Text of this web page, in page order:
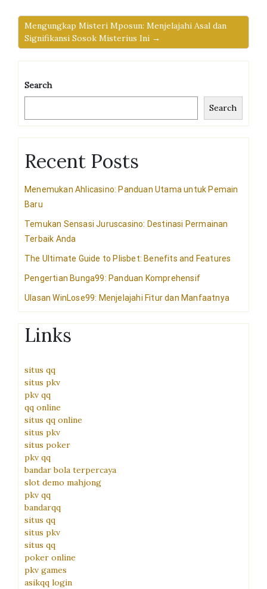
Mengungkap Misteri Mposun: Menjelajahi Asal dan
Signifikansi Sosok Misterius Ini →
Search
Search
Recent Posts
Menemukan Ahlicasino: Panduan Utama untuk Pemain
Baru
Temukan Sensasi Juruscasino: Destinasi Permainan
Terbaik Anda
The Ultimate Guide to Plisbet: Benefits and Features
Pengertian Bunga99: Panduan Komprehensif
Ulasan WinLose99: Menjelajahi Fitur dan Manfaatnya
Links
situs qq
situs pkv
pkv qq
qq online
situs qq online
situs pkv
situs poker
pkv qq
bandar bola terpercaya
slot demo mahjong
pkv qq
bandarqq
situs qq
situs pkv
situs qq
poker online
pkv games
asikqq login